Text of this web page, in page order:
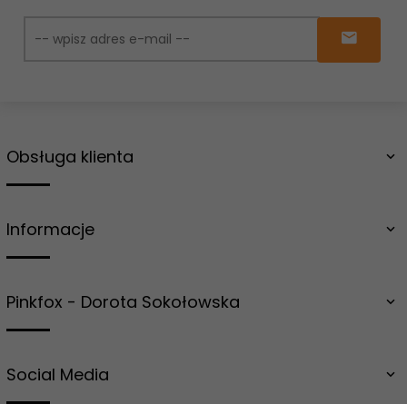
Obsługa klienta
Informacje
Pinkfox - Dorota Sokołowska
Social Media